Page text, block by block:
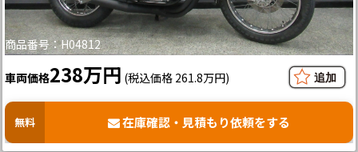
商品番号：H04812
車両価格238万円 (税込価格 261.8万円)
無料 在庫確認・見積もり依頼をする